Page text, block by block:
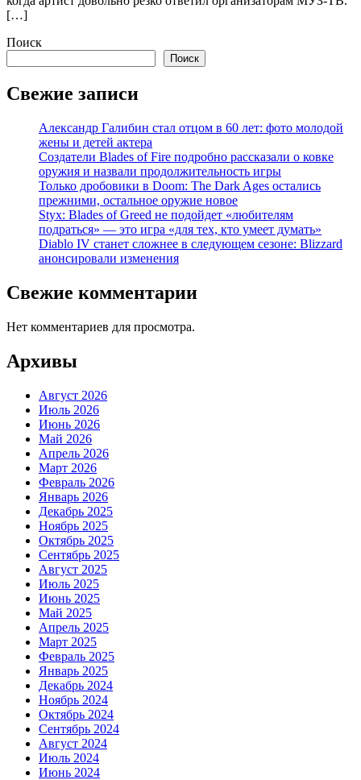
[…]
Поиск
Поиск
Свежие записи
Александр Галибин стал отцом в 60 лет: фото молодой
жены и детей актера
Создатели Blades of Fire подробно рассказали о ковке
оружия и назвали продолжительность игры
Только дробовики в Doom: The Dark Ages остались
прежними, остальное оружие новое
Styx: Blades of Greed не подойдет «любителям
подраться» — это игра «для тех, кто умеет думать»
Diablo IV станет сложнее в следующем сезоне: Blizzard
анонсировали изменения
Свежие комментарии
Нет комментариев для просмотра.
Архивы
Август 2026
Июль 2026
Июнь 2026
Май 2026
Апрель 2026
Март 2026
Февраль 2026
Январь 2026
Декабрь 2025
Ноябрь 2025
Октябрь 2025
Сентябрь 2025
Август 2025
Июль 2025
Июнь 2025
Май 2025
Апрель 2025
Март 2025
Февраль 2025
Январь 2025
Декабрь 2024
Ноябрь 2024
Октябрь 2024
Сентябрь 2024
Август 2024
Июль 2024
Июнь 2024